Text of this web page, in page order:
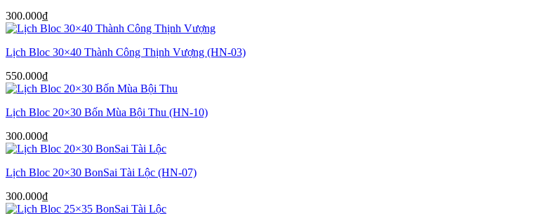
300.000₫
Lịch Bloc 30×40 Thành Công Thịnh Vượng (HN-03)
550.000₫
Lịch Bloc 20×30 Bốn Mùa Bội Thu (HN-10)
300.000₫
Lịch Bloc 20×30 BonSai Tài Lộc (HN-07)
300.000₫